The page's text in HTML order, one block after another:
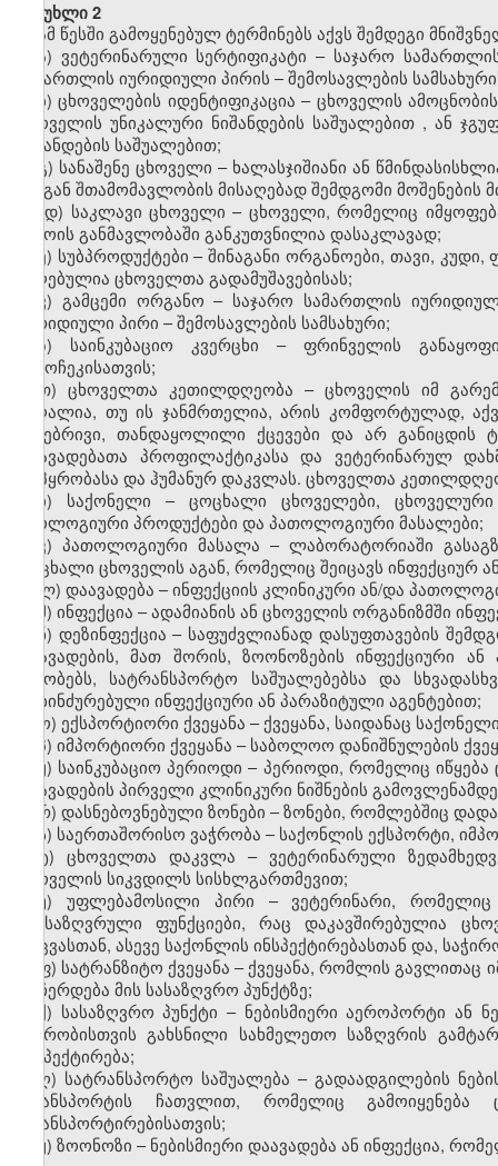
მუხლი 2
ამ წესში გამოყენებულ ტერმინებს აქვს შემდეგი
ა) ვეტერინარული სერტიფიკატი – საჯარო
სამართლის იურიდიული პირის –შემოსავლების
ბ) ცხოველების იდენტიფიკაცია – ცხოველის ამოცნობის
ცხოველის უნიკალური ნიშანდების საშუალებით, ან
ნიშანდების საშუალებით;
გ) სანაშენე ცხოველი – ხალასჯიშიანი ან
მისგან შთამომავლობის მისაღებად შემდგომი მოშენების
დ) საკლავი ცხოველი – ცხოველი, რომელიც
დროის განმავლობაში განკუთვნილია დასაკლავად;
ე) სუბპროდუქტები – შინაგანი ორგანოები, თავი,
მიღებულია ცხოველთა გადამუშავებისას;
ვ) გამცემი ორგანო – საჯარო სამართლის
იურიდიული პირი –შემოსავლების სამსახური;
ზ) საინკუბაციო კვერცხი – ფრინველის
გამოჩეკისათვის;
თ) ცხოველთა კეთილდღეობა – ცხოველის იმ
მაღალია, თუ ის ჯანმრთელია, არის კომფორტულად,
ბუნებრივი, თანდაყოლილი ქცევები და არ
დაავადებათა პროფილაქტიკასა და ვეტერინარულ
მოპყრობასა და ჰუმანურ დაკვლას. ცხოველთა
ი) საქონელი – ცოცხალი ცხოველები, ცხოველური
ბიოლოგიური პროდუქტები და პათოლოგიური მასალები;
კ) პათოლოგიური მასალა–ლაბორატორიაში
ცოცხალი ცხოველის აგან, რომელიც შეიცავს ინფექციურ
ლ) დაავადება – ინფექციის კლინიკური ან/და
მ) ინფექცია – ადამიანის ან ცხოველის ორგანიზმში
ნ) დეზინფექცია – საფუძვლიანად დასუფთავების
დაავადების, მათ შორის, ზოონოზების ინფექციური
შენობებს, სატრანსპორტო საშუალებებსა და
დაბინძურებული ინფექციური ან პარაზიტული აგენტებით;
ო) ექსპორტიორი ქვეყანა – ქვეყანა, საიდანაც საქონელი
პ) იმპორტიორი ქვეყანა – საბოლოო დანიშნულების
ჟ) საინკუბაციო პერიოდი – პერიოდი, რომელიც
დაავადების პირველი კლინიკური ნიშნების
რ) დასნებოვნებული ზონები – ზონები, რომლებშიც
ს) საერთაშორისო ვაჭრობა – საქონლის ექსპორტი,
ტ) ცხოველთა დაკვლა – ვეტერინარული
ცხოველის სიკვდილს სისხლგართმევით;
უ) უფლებამოსილი პირი – ვეტერინარი,
განსაზღვრული ფუნქციები, რაც დაკავშირებულია
დაცვასთან, ასევე საქონლის ინსპექტირებასთან და,
ფ) სატრანზიტო ქვეყანა – ქვეყანა, რომლის
ან ჩერდება მის სასაზღვრო პუნქტზე;
ქ) სასაზღვრო პუნქტი – ნებისმიერი აეროპორტი ან
ვაჭრობისთვის გახსნილი სახმელეთო საზღვრის
ინსპექტირება;
ღ) სატრანსპორტო საშუალება – გადაადგილების
ტრანსპორტის ჩათვლით, რომელიც
ტრანსპორტირებისათვის;
ყ) ზოონოზი – ნებისმიერი დაავადება ან ინფექცია,